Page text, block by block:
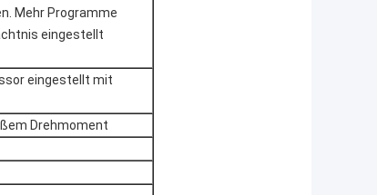
Mehr Programme
eingestellt
eingestellt mit
Drehmoment